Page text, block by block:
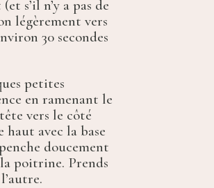
s’il n’y a pas de
légèrement vers
30 secondes
petites
en ramenant le
vers le côté
avec la base
doucement
poitrine. Prends